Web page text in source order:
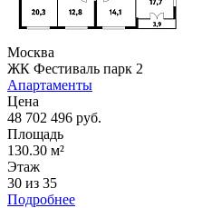
Москва
ЖК Фестиваль парк 2
Апартаменты
Цена
48 702 496 руб.
Площадь
130.30 м²
Этаж
30 из 35
Подробнее